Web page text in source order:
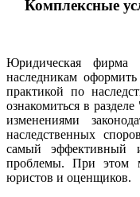
Комплексные
Юридическая фирма
наследникам
практикой по
ознакомиться в разделе
изменениями
наследственных
самый эффективный
проблемы. При этом
юристов и оценщиков.